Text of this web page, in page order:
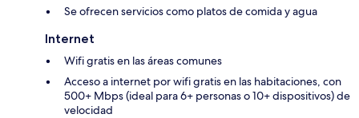
Se ofrecen servicios como platos de comida y agua
Internet
Wifi gratis en las áreas comunes
Acceso a internet por wifi gratis en las habitaciones, con
500+ Mbps (ideal para 6+ personas o 10+ dispositivos) de
velocidad